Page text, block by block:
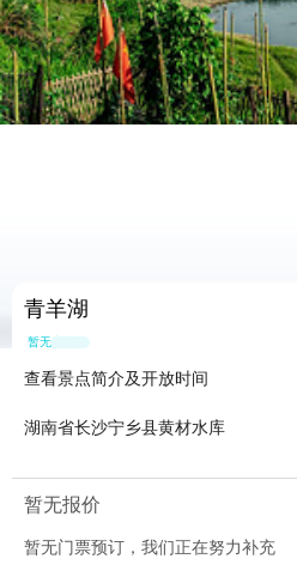
青羊湖
暂无点评
查看景点简介及开放时间
湖南省长沙宁乡县黄材水库
暂无报价
暂无门票预订，我们正在努力补充